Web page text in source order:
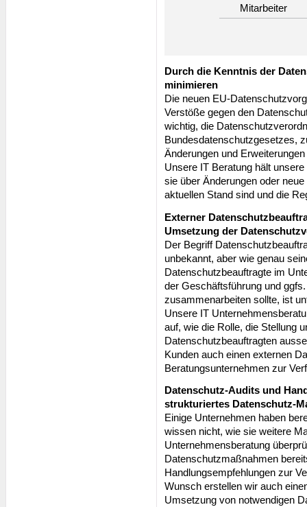
Mitarbeiter
Durch die Kenntnis der
minimieren
Die neuen EU-
Verstöße gegen den
wichtig, die
Bundesdatenschutzgesetzes,
Änderungen und
Unsere IT Beratung hält
sie über Änderungen oder
aktuellen Stand sind und die
Externer
Umsetzung der
Der Begriff
unbekannt, aber wie genau
Datenschutzbeauftragte im
der Geschäftsführung und
zusammenarbeiten sollte, ist
Unsere IT
auf, wie die Rolle, die Stellung
Datenschutzbeauftragten
Kunden auch einen externen
Beratungsunternehmen zur
Datenschutz-Audits und
strukturiertes Datenschutz-
Einige Unternehmen haben
wissen nicht, wie sie weitere
Unternehmensberatung
Datenschutzmaßnahmen
Handlungsempfehlungen zur
Wunsch erstellen wir auch
Umsetzung von notwendigen